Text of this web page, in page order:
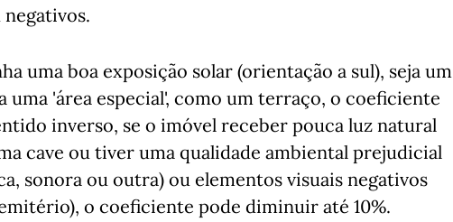
uma boa exposição solar (orientação a sul), seja um
uma 'área especial', como um terraço, o coeficiente
inverso, se o imóvel receber pouca luz natural
cave ou tiver uma qualidade ambiental prejudicial
sonora ou outra) ou elementos visuais negativos
o coeficiente pode diminuir até 10%.